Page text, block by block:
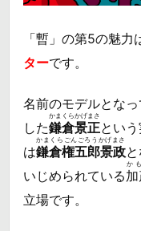
「暫」の第5の魅力
ターです。
名前のモデルとな
した鎌倉景正
かまくらかげまさ
とい
は鎌倉権五郎景政
かまくらごんごろうかげまさ
いじめられている
か
立場です。